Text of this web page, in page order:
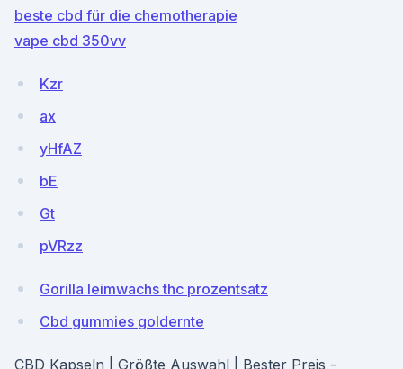
beste cbd für die chemotherapie
vape cbd 350vv
Kzr
ax
yHfAZ
bE
Gt
pVRzz
Gorilla leimwachs thc prozentsatz
Cbd gummies goldernte
CBD Kapseln | Größte Auswahl | Bester Preis -